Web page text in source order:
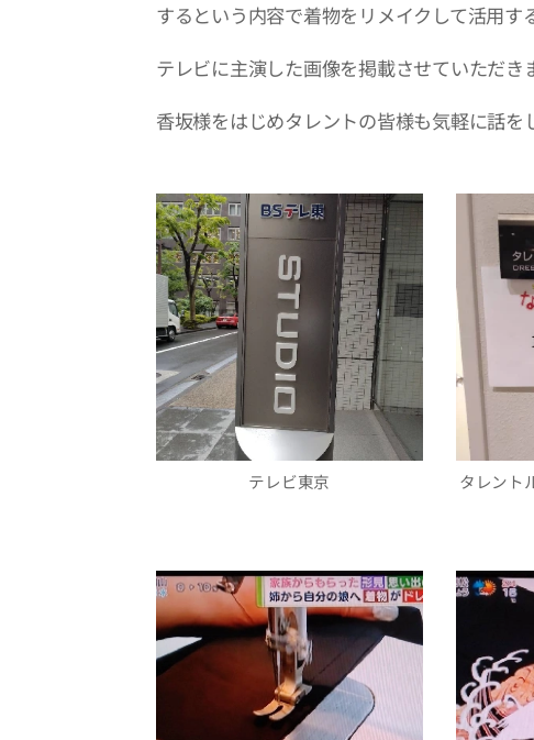
するという内容で着物をリメイクして活用す
テレビに主演した画像を掲載させていただき
香坂様をはじめタレントの皆様も気軽に話を
テレビ東京
タレント